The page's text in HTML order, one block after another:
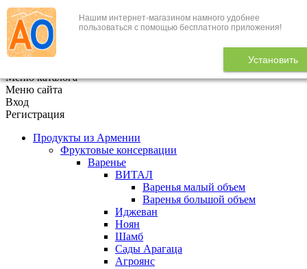
Нашим интернет-магазином намного удобнее
пользоваться с помощью бесплатного приложения!
Установить
+7 (495) 646-888-1
В корзине 0
Меню каталога
Меню сайта
Вход
Регистрация
Продукты из Армении
Фруктовые консервации
Варенье
ВИТАЛ
Варенья малый объем
Варенья большой объем
Иджеван
Ноян
Шамб
Сады Арагаца
Агроянс